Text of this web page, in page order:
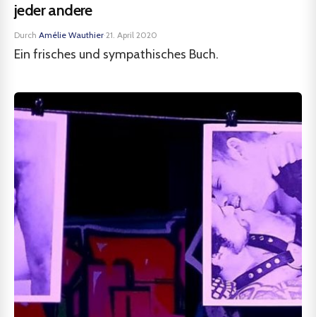
jeder andere
Durch Amélie Wauthier·21. April 2020
Ein frisches und sympathisches Buch.